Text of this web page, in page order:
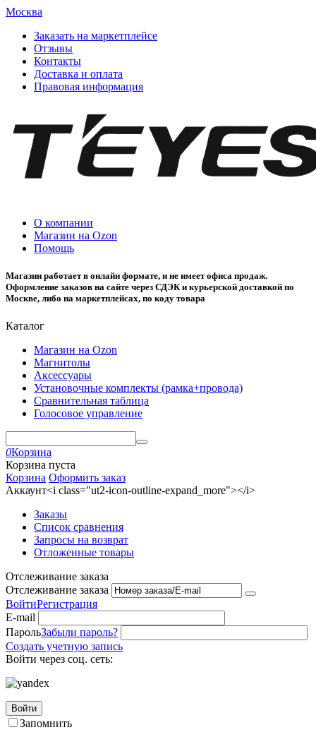
Москва
Заказать на маркетплейсе
Отзывы
Контакты
Доставка и оплата
Правовая информация
О компании
Магазин на Ozon
Помощь
Магазин работает в онлайн формате, и не имеет офиса продаж.
Оформление заказов на сайте через СДЭК и курьерской доставкой по
Москве, либо на маркетплейсах, по коду товара
Каталог
Магазин на Ozon
Магнитолы
Аксессуары
Установочные комплекты (рамка+провода)
Сравнительная таблица
Голосовое управление
0Корзина
Корзина пуста
Корзина Оформить заказ
Аккаунт<i class="ut2-icon-outline-expand_more"></i>
Заказы
Список сравнения
Запросы на возврат
Отложенные товары
Отслеживание заказа
Отслеживание заказа
ВойтиРегистрация
E-mail
ПарольЗабыли пароль?
Создать учетную запись
Войти через соц. сеть:
Войти
Запомнить